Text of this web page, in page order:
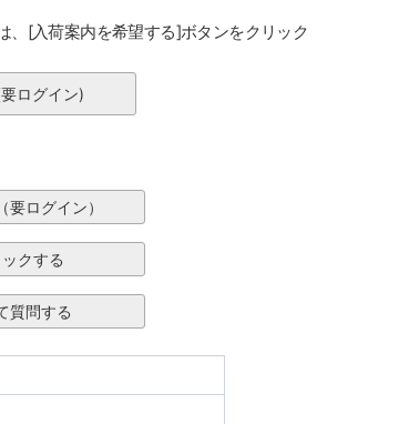
、[入荷案内を希望する]ボタンをクリック